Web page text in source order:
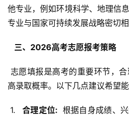
他专业，例如环境科学、地理信
专业与国家可持续发展战略密切
  三、2026高考志愿报考策略
高录取概率。以下几点建议希望能
1.
  合理定位:
根据自身成绩、